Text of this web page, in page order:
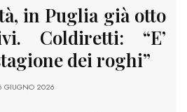
in Puglia già otto
Coldiretti: “E’
dei roghi”
GIUGNO 2026